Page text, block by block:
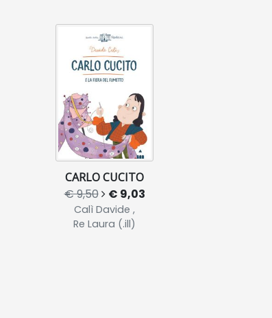
CARLO CUCITO
€ 9,50 € 9,03
Calì Davide ,
Re Laura (.ill)